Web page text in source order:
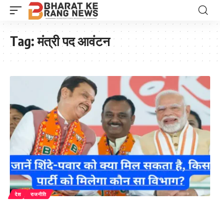
Tag:मंत्री पद आवंटन
देश राजनीति